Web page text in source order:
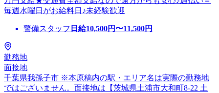
毎週水曜日がお給料日♪未経験歓迎
警備スタッフ 日給10,500円〜11,500円
勤務地
面接地
千葉県我孫子市 ※本原稿内の駅・エリア名は実際の勤務地
ではございません。面接地は【茨城県土浦市大和町8-22 土